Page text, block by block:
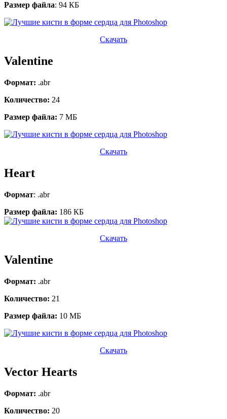
Размер файла: 94 КБ
Скачать
Valentine
Формат: .abr
Количество: 24
Размер файла: 7 МБ
Скачать
Heart
Формат: .abr
Размер файла: 186 КБ
Скачать
Valentine
Формат: .abr
Количество: 21
Размер файла: 10 МБ
Скачать
Vector Hearts
Формат: .abr
Количество: 20